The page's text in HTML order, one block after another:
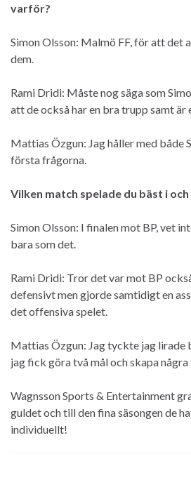
varför?
Simon Olsson: Malmö FF, för att det
dem.
Rami Dridi: Måste nog säga som
att de också har en bra trupp samt är
Mattias Özgun: Jag håller med både
första frågorna.
Vilken match spelade du bäst i
Simon Olsson: I finalen mot BP, vet
bara som det.
Rami Dridi: Tror det var mot BP
defensivt men gjorde samtidigt en
det offensiva spelet.
Mattias Özgun: Jag tyckte jag lirade
jag fick göra två mål och skapa
Wagnsson Sports & Entertainment
guldet och till den fina säsongen de
individuellt!